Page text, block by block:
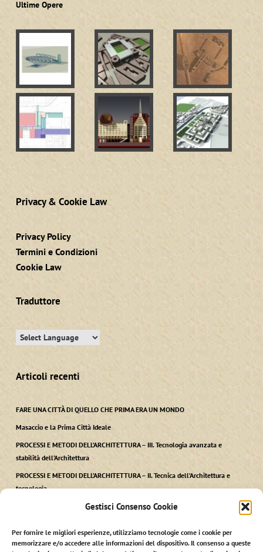
Gestisci Consenso Cookie
Per fornire le migliori esperienze, utilizziamo tecnologie come i cookie per
memorizzare e/o accedere alle informazioni del dispositivo. Il consenso a queste
Ultime Opere
Privacy & Cookie Law
Privacy Policy
Termini e Condizioni
Cookie Law
Traduttore
Articoli recenti
FARE UNA CITTÀ DI QUELLO CHE PRIMA ERA UN MONDO
Masaccio e la Prima Città Ideale
PROCESSI E METODI DELL’ARCHITETTURA – III. Tecnologia avanzata e
stabilità dell’Architettura
PROCESSI E METODI DELL’ARCHITETTURA – II. Tecnica dell’Architettura e
tecnologia
PROCESSI E METODI DELL’ARCHITETTURA – I. Ars, Techne kai Polis